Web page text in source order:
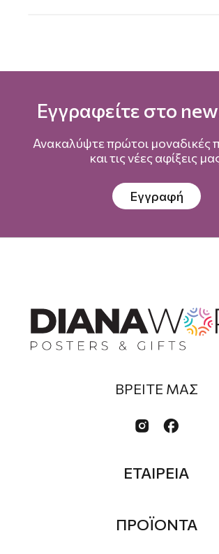
Εγγραφείτε στο
Ανακαλύψτε πρώτοι μοναδικές
και τις νέες αφίξεις
Εγγραφή
ΒΡΕΙΤΕ ΜΑΣ
 
ΕΤΑΙΡΕΙΑ
Επικοινωνία
ΠΡΟΪΟΝΤΑ